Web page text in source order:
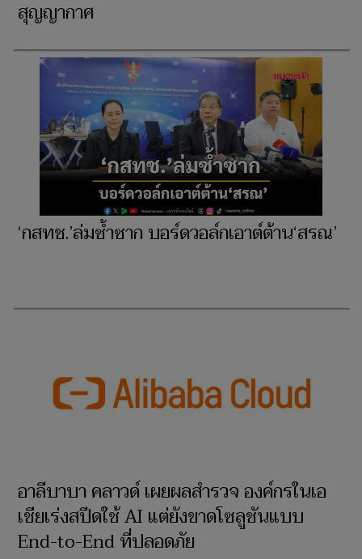
สุญญากาศ
‘กสทช.’ล่มซ้ำซาก บอร์ดวอล์กเอาต์ต้าน‘สรณ’
อาลีบาบา คลาวด์ เผยผลสำรวจ องค์กรในเอ
เชียเร่งสปีดใช้ AI แต่ยังขาดโซลูชันแบบ
End-to-End ที่ปลอดภัย